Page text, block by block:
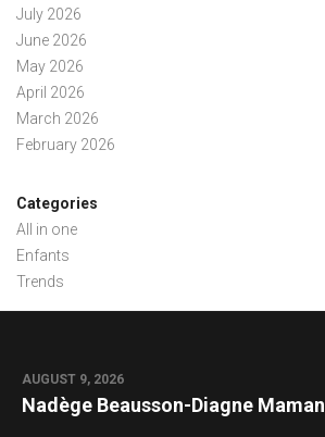
July 2026
June 2026
May 2026
April 2026
March 2026
February 2026
Categories
All in one
Enfants
Trends
AUGUST 9, 2026
Nadège Beausson-Diagne Maman